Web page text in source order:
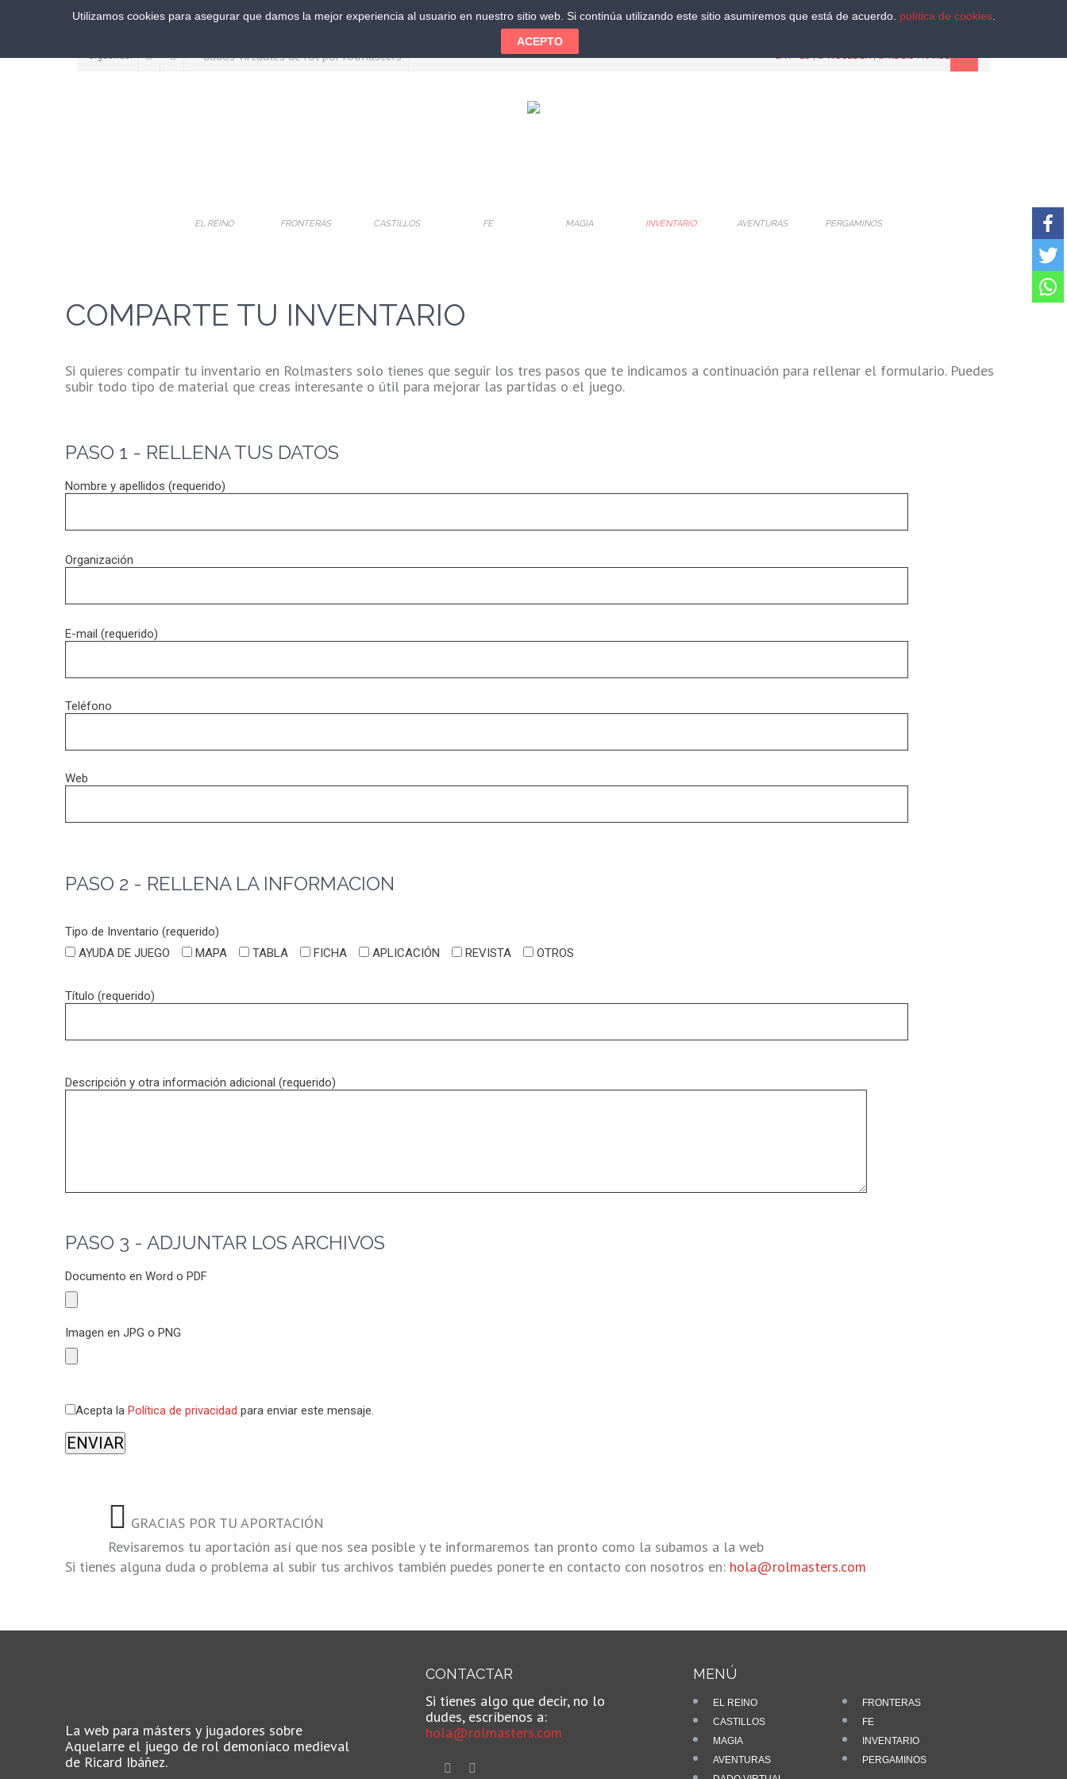
Síguenos: CAT-ES| ACCEDER| REGISTRARSE
EL REINO FRONTERAS CASTILLOS FE MAGIA INVENTARIO AVENTURAS PERGAMINOS
COMPARTE TU INVENTARIO
Si quieres compatir tu inventario en Rolmasters solo tienes que seguir los tres pasos que te indicamos a continuación para rellenar el formulario. Puedes
subir todo tipo de material que creas interesante o útil para mejorar las partidas o el juego.
PASO 1 - RELLENA TUS DATOS
Nombre y apellidos (requerido)
Organización
E-mail (requerido)
Teléfono
Web
PASO 2 - RELLENA LA INFORMACION
Tipo de Inventario (requerido)
AYUDA DE JUEGO
MAPA TABLA FICHA APLICACIÓN REVISTA OTROS
Título (requerido)
Descripción y otra información adicional (requerido)
PASO 3 - ADJUNTAR LOS ARCHIVOS
Documento en Word o PDF
Imagen en JPG o PNG
Acepta la Política de privacidad para enviar este mensaje.
GRACIAS POR TU APORTACIÓN
Revisaremos tu aportación así que nos sea posible y te informaremos tan pronto como la subamos a la web
Si tienes alguna duda o problema al subir tus archivos también puedes ponerte en contacto con nosotros en: hola@rolmasters.com
La web para másters y jugadores sobre
Aquelarre el juego de rol demoníaco medieval
de Ricard Ibáñez.
CONTACTAR
Si tienes algo que decir, no lo
dudes, escríbenos a:
hola@rolmasters.com
MENÚ
EL REINO
FRONTERAS
CASTILLOS
FE
MAGIA
INVENTARIO
AVENTURAS
PERGAMINOS
Utilizamos cookies para asegurar que damos la mejor experiencia al usuario en nuestro sitio web. Si continúa utilizando este sitio asumiremos que está de acuerdo. política de cookies.
ACEPTO